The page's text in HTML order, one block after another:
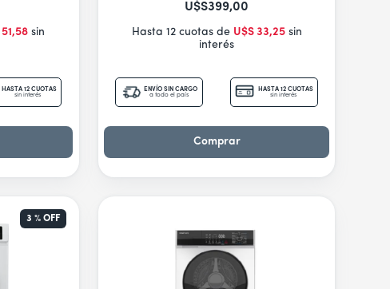
51,58sin
HASTA 12 CUOTAS
sin interés
U$S399,00
Hasta 12 cuotas de U$S 33,25sin
interés
ENVÍO SIN CARGO
a todo el país
HASTA 12 CUOTAS
sin interés
Comprar
3 %OFF